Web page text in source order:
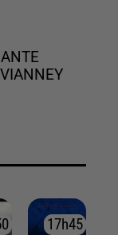
17h45
17h45